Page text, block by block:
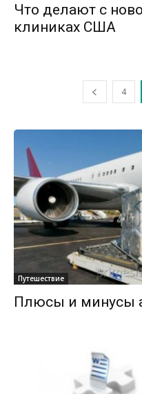
Что делают с
клиниках США
4
Путешествие
Плюсы и минусы